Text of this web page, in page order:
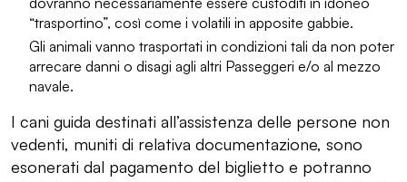
“trasportino”, così come i volatili in apposite gabbie.
Gli animali vanno trasportati in condizioni tali da non poter
arrecare danni o disagi agli altri Passeggeri e/o al mezzo
navale.
I cani guida destinati all’assistenza delle persone non
vedenti, muniti di relativa documentazione, sono
esonerati dal pagamento del biglietto e potranno